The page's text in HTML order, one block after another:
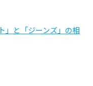
」と「ジーンズ」の相